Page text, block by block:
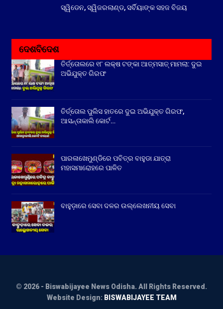
ସ୍ୱିଡେନ, ସ୍ୱିଜରଲାଣ୍ଡ, ସର୍ବିୟାଙ୍କ ସହଜ ବିଜୟ
ଦେଶବିଦେଶ
ତିର୍ତ୍ତୋଲରେ ୧୮ ଲକ୍ଷ ଟଙ୍କା ଆତ୍ମସାତ୍ ମାମଲା: ଦୁଇ
ଅଭିଯୁକ୍ତ ଗିରଫ
ତିର୍ତ୍ତୋଲ ପୁଲିସ ହାତରେ ଦୁଇ ଅଭିଯୁକ୍ତ ଗିରଫ,
ଆସନ୍ତାକାଲି କୋର୍ଟ…
ପାରଳାଖେମୁଣ୍ଡିରେ ପବିତ୍ର ବାହୁଡା ଯାତ୍ରା
ମହାସମାରୋହରେ ପାଳିତ
ବାହୁଡ଼ାରେ ସେବା ଦଳର ଉଲ୍ଲେଖନୀୟ ସେବା
© 2026 - Biswabijayee News Odisha. All Rights Reserved.
Website Design: BISWABIJAYEE TEAM